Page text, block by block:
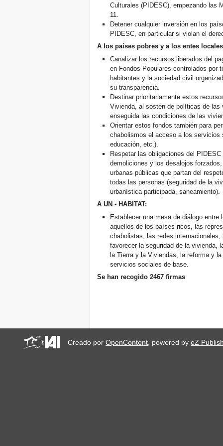
Culturales (PIDESC), empezando las
11.
Detener cualquier inversión en los
PIDESC, en particular si violan el
A los países pobres y a los entes
Canalizar los recursos liberados del
en Fondos Populares controlados por
habitantes y la sociedad civil
su transparencia.
Destinar prioritariamente estos
Vivienda, al sostén de políticas de
enseguida las condiciones de las
Orientar estos fondos también para
chabolismos el acceso a los
educación, etc.).
Respetar las obligaciones del
demoliciones y los desalojos
urbanas públicas que partan del
todas las personas (seguridad de la
urbanística participada, saneamiento).
A UN - HABITAT:
Establecer una mesa de diálogo
aquellos de los países ricos, las
chabolistas, las redes
favorecer la seguridad de la vivienda,
la Tierra y la Viviendas, la reforma y
servicios sociales de base.
Se han recogido 2467 firmas
Creado porOpenContent, powered byeZ